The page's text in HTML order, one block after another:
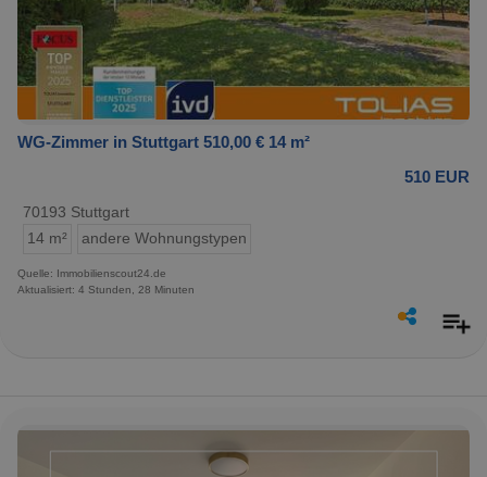
WG-Zimmer in Stuttgart 510,00 € 14 m²
510 EUR
70193 Stuttgart
14 m²
andere Wohnungstypen
Quelle: Immobilienscout24.de
Aktualisiert: 4 Stunden, 28 Minuten